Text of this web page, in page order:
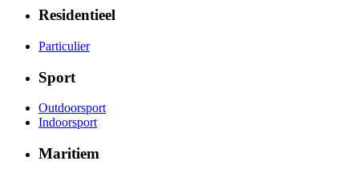
Residentieel
Particulier
Sport
Outdoorsport
Indoorsport
Maritiem